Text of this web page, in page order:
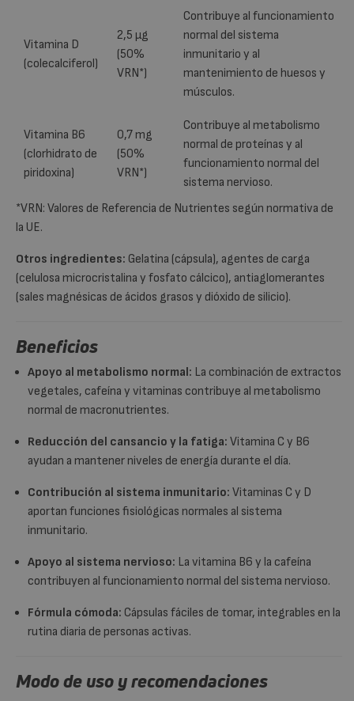
Vitamina D
(colecalciferol)
2,5 µg
(50%
VRN*)
Contribuye al funcionamiento
normal del sistema
inmunitario y al
mantenimiento de huesos y
músculos.
Vitamina B6
(clorhidrato de
piridoxina)
0,7 mg
(50%
VRN*)
Contribuye al metabolismo
normal de proteínas y al
funcionamiento normal del
sistema nervioso.
*VRN: Valores de Referencia de Nutrientes según normativa de
la UE.
Otros ingredientes: Gelatina (cápsula), agentes de carga
(celulosa microcristalina y fosfato cálcico), antiaglomerantes
(sales magnésicas de ácidos grasos y dióxido de silicio).
Beneficios
Apoyo al metabolismo normal: La combinación de extractos
vegetales, cafeína y vitaminas contribuye al metabolismo
normal de macronutrientes.
Reducción del cansancio y la fatiga: Vitamina C y B6
ayudan a mantener niveles de energía durante el día.
Contribución al sistema inmunitario: Vitaminas C y D
aportan funciones fisiológicas normales al sistema
inmunitario.
Apoyo al sistema nervioso: La vitamina B6 y la cafeína
contribuyen al funcionamiento normal del sistema nervioso.
Fórmula cómoda: Cápsulas fáciles de tomar, integrables en la
rutina diaria de personas activas.
Modo de uso y recomendaciones